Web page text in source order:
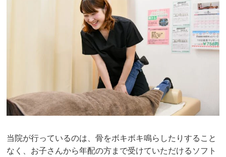
当院が行っているのは、骨をボキボキ鳴らしたりすること
なく、お子さんから年配の方まで受けていただけるソフト